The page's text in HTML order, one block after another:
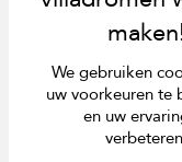
USD $ nl
Copyright © 2026
60 003 5911 /
Singapore +65 3105
We gebruiken
uw voorkeuren te
en uw